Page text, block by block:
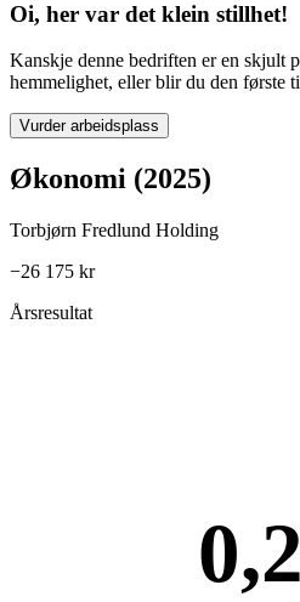
Oi, her var det klein stillhet!
Kanskje denne bedriften er en skjult
hemmelighet, eller blir du den første
Vurder arbeidsplass
Økonomi (2025)
Torbjørn Fredlund Holding
−26 175 kr
Årsresultat